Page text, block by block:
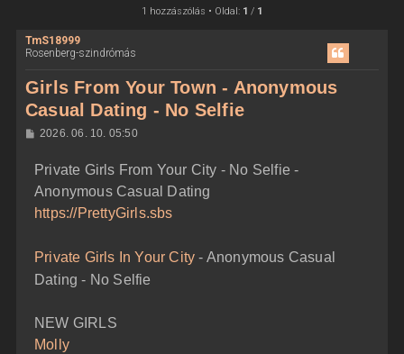
1 hozzászólás • Oldal: 1 / 1
TmS18999
Rosenberg-szindrómás
Girls From Your Town - Anonymous
Casual Dating - No Selfie
H
z
á
s
z
ó
s
2026. 06. 10. 05:50
Private Girls From Your City - No Selfie -
Anonymous Casual Dating
https://PrettyGirls.sbs
Private Girls In Your City - Anonymous Casual
Dating - No Selfie
NEW GIRLS
Molly